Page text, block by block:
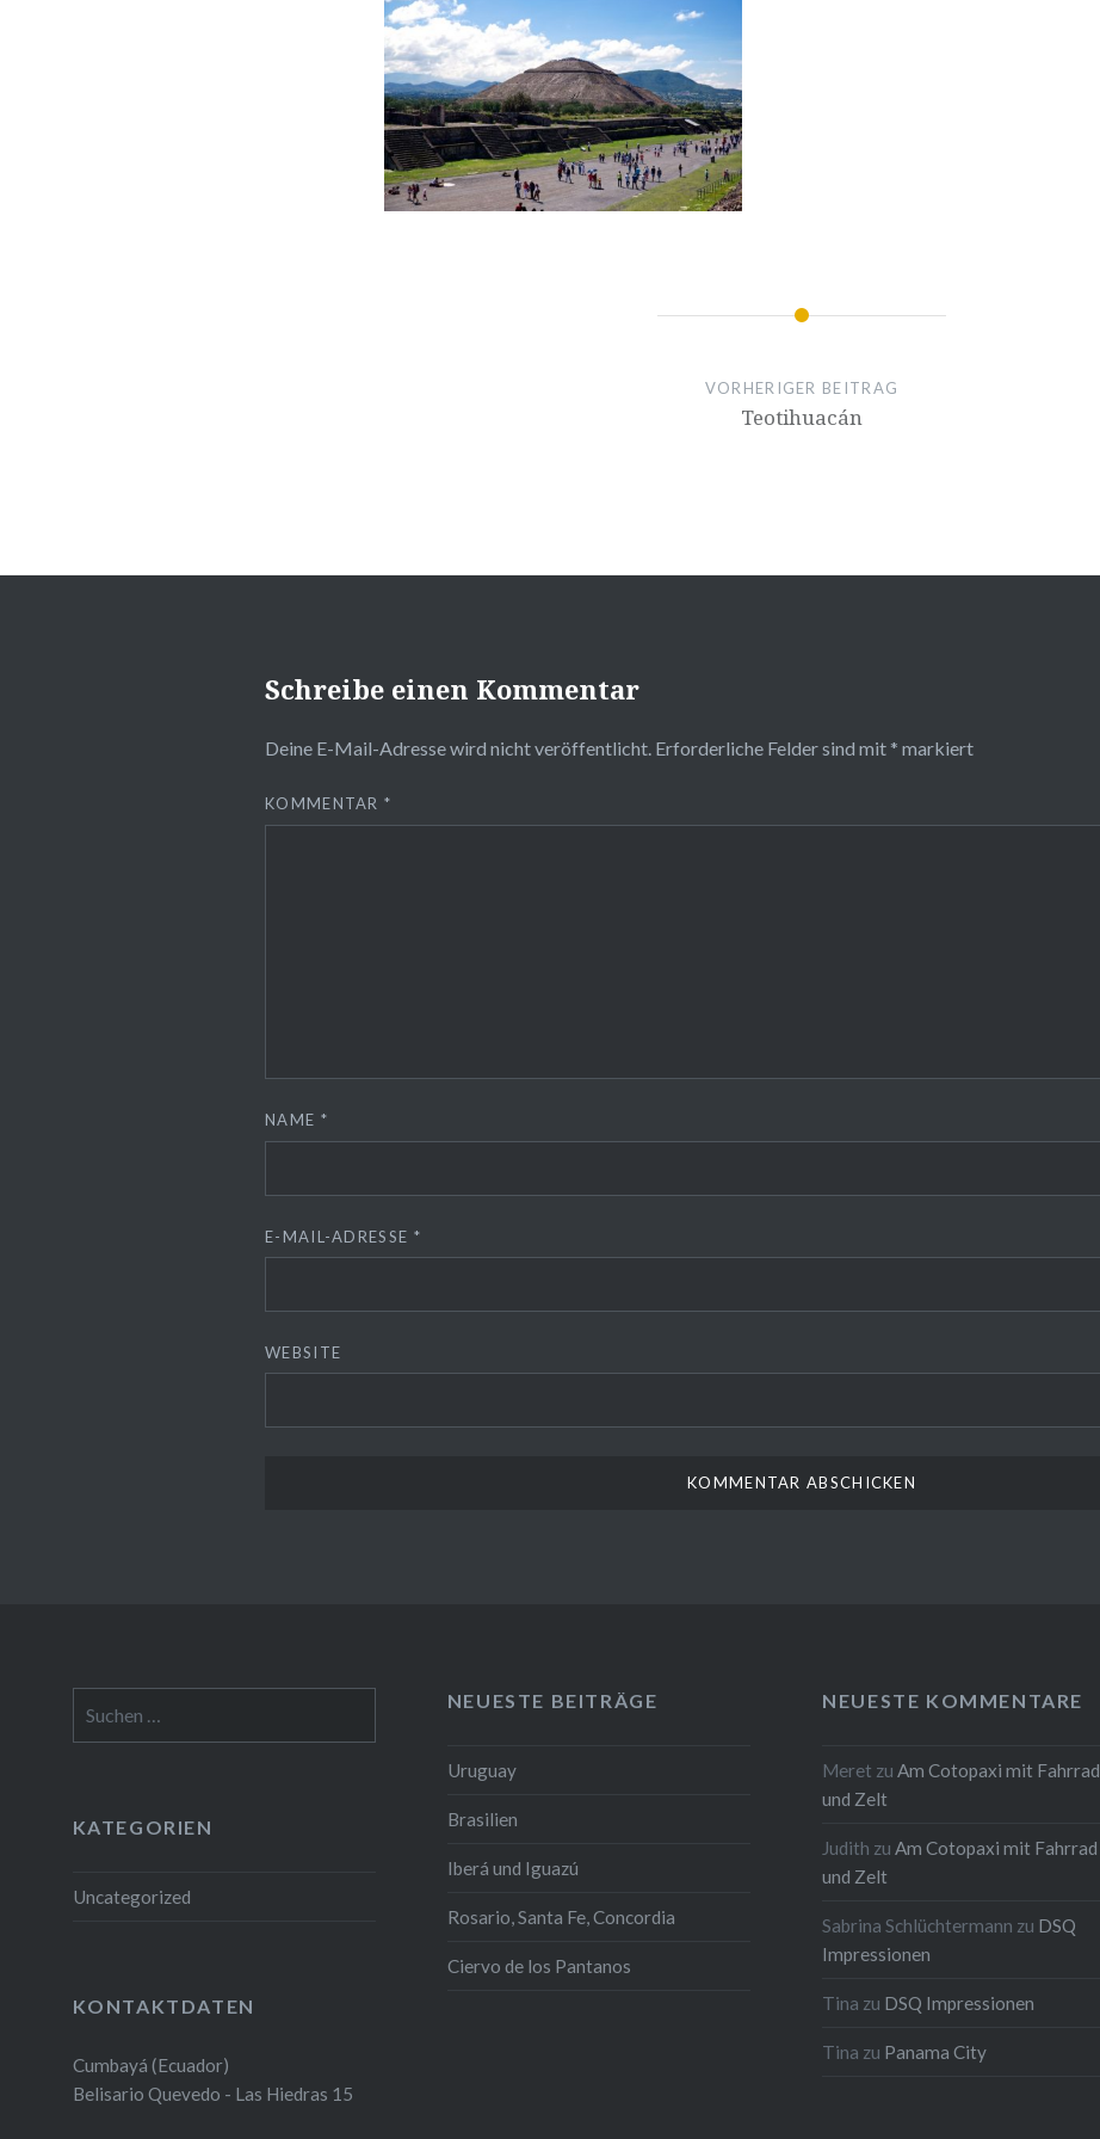
VORHERIGER BEITRAG
Teotihuacán
Schreibe einen Kommentar
Deine E-Mail-Adresse wird nicht veröffentlicht. Erforderliche Felder sind mit * markiert
KOMMENTAR*
NAME *
E-MAIL-ADRESSE *
WEBSITE
nach:
NEUESTE BEITRÄGE
Uruguay
Brasilien
Iberá und Iguazú
Rosario, Santa Fe, Concordia
Ciervo de los Pantanos
NEUESTE KOMMENTARE
Meret zuAm Cotopaxi mit Fahrrad
und Zelt
Judith zuAm Cotopaxi mit Fahrrad
und Zelt
Sabrina Schlüchtermann zu DSQ
Impressionen
Tina zu DSQ Impressionen
Tina zu Panama City
KATEGORIEN
Uncategorized
KONTAKTDATEN
Cumbayá (Ecuador)
Belisario Quevedo - Las Hiedras 15